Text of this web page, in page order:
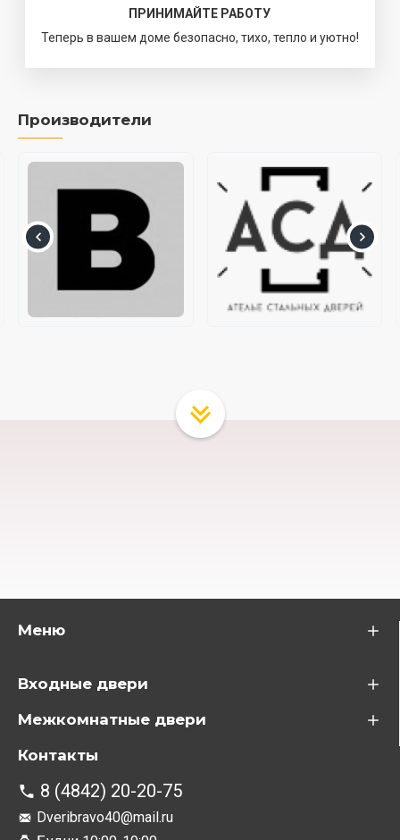
ПРИНИМАЙТЕ РАБОТУ
Теперь в вашем доме безопасно, тихо, тепло и уютно!
Производители
Меню
Входные двери
Межкомнатные двери
Контакты
8 (4842) 20-20-75
Dveribravo40@mail.ru